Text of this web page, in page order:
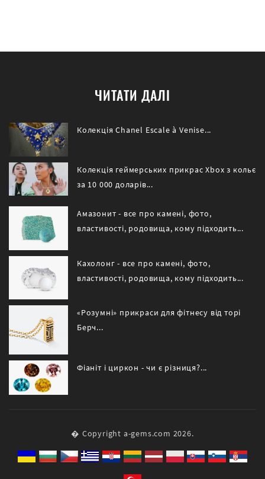
ЧИТАТИ ДАЛІ
Колекція Chanel Escale à Venise...
Колекція геймерських прикрас Xbox з кольє
за 10 000 доларів...
Амазонит - все про камені, фото,
властивості, родовища, кому підходить...
Кахолонг - все про камені, фото,
властивості, родовища, кому підходить...
«Розумні» прикраси для фітнесу від торі
Берч...
Фіаніт і циркон - чи є різниця?...
� Copyright a-gems.com 2026.